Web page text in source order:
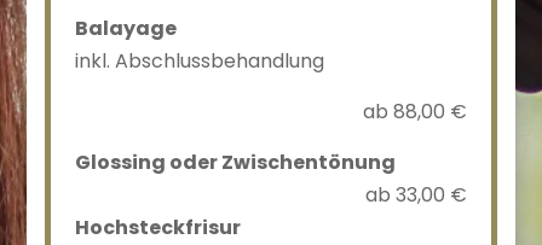
Balayage
inkl. Abschlussbehandlung
ab 88,00 €
Glossing oder Zwischentönung
ab 33,00 €
Hochsteckfrisur